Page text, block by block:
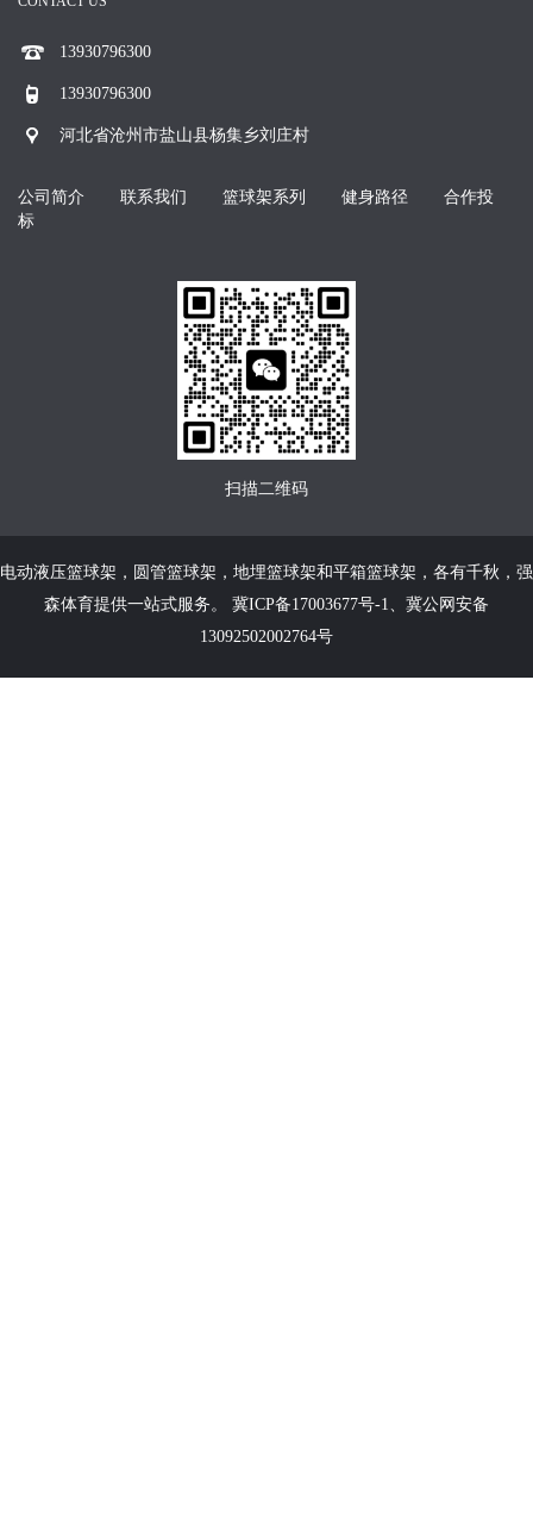
13930796300
13930796300
河北省沧州市盐山县杨集乡刘庄村
公司简介 联系我们 篮球架系列 健身路径
合作投
标
扫描二维码
电动液压篮球架 ， 圆管篮球架 ， 地埋篮球架和平箱篮球架 ，各有千秋，强
森体育提供一站式服务。 冀ICP备17003677号-1
冀公网安备
13092502002764号